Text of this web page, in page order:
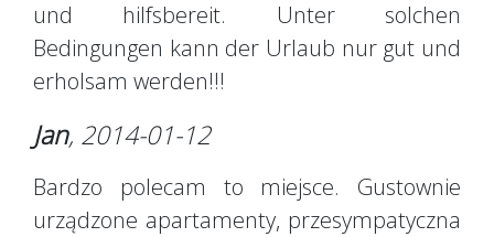
und hilfsbereit. Unter solchen
Bedingungen kann der Urlaub nur gut und
erholsam werden!!!
Jan, 2014-01-12
Bardzo polecam to miejsce. Gustownie
urządzone apartamenty, przesympatyczna